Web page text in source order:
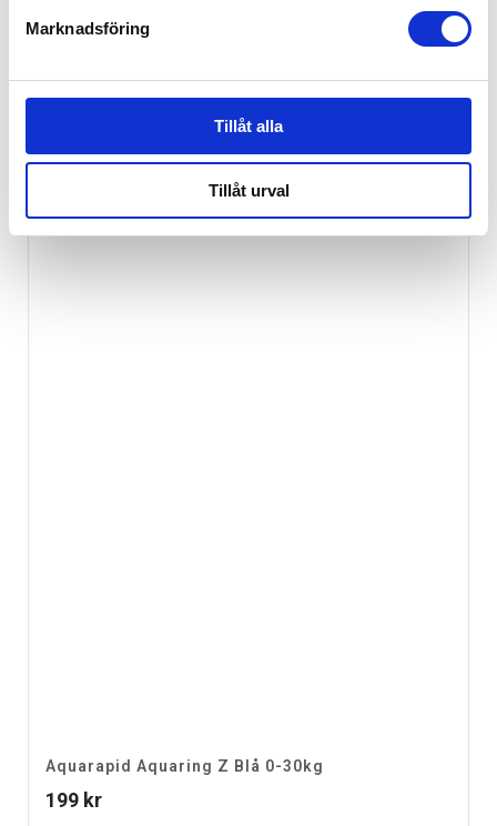
Marknadsföring
Tillåt alla
Tillåt urval
279kr
EJ I LAGER
Aquarapid Aquaring Z Blå 0-30kg
199 kr